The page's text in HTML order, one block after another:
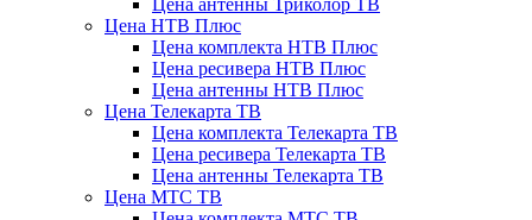
Цена антенны Триколор ТВ
Цена НТВ Плюс
Цена комплекта НТВ Плюс
Цена ресивера НТВ Плюс
Цена антенны НТВ Плюс
Цена Телекарта ТВ
Цена комплекта Телекарта ТВ
Цена ресивера Телекарта ТВ
Цена антенны Телекарта ТВ
Цена МТС ТВ